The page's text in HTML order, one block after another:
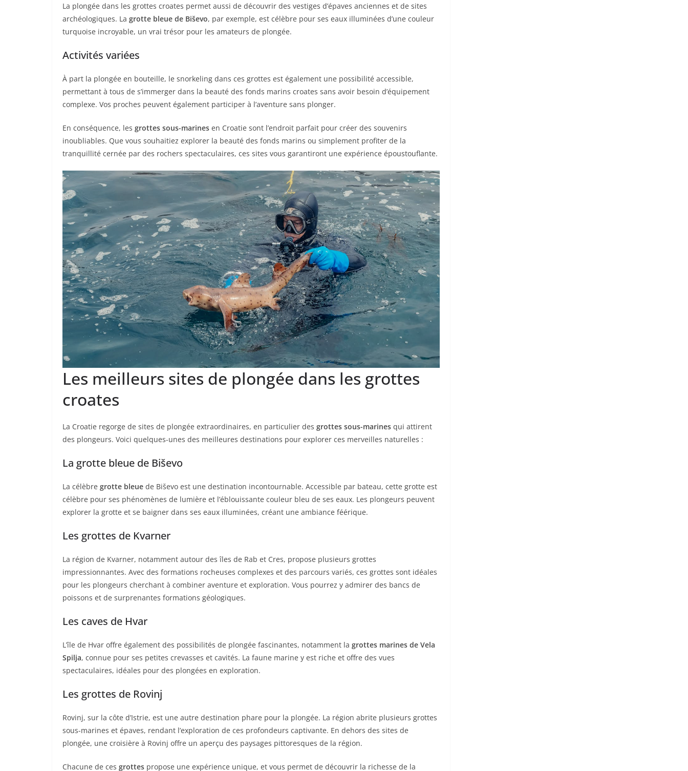
La plongée dans les grottes croates permet aussi de découvrir des vestiges d’épaves anciennes et de sites
archéologiques. La grotte bleue de Biševo, par exemple, est célèbre pour ses eaux illuminées d’une couleur
turquoise incroyable, un vrai trésor pour les amateurs de plongée.
Activités variées
À part la plongée en bouteille, le snorkeling dans ces grottes est également une possibilité accessible,
permettant à tous de s’immerger dans la beauté des fonds marins croates sans avoir besoin d’équipement
complexe. Vos proches peuvent également participer à l’aventure sans plonger.
En conséquence, les grottes sous-marines en Croatie sont l’endroit parfait pour créer des souvenirs
inoubliables. Que vous souhaitiez explorer la beauté des fonds marins ou simplement profiter de la
tranquillité cernée par des rochers spectaculaires, ces sites vous garantiront une expérience époustouflante.
Les meilleurs sites de plongée dans les grottes
croates
La Croatie regorge de sites de plongée extraordinaires, en particulier des grottes sous-marines qui attirent
des plongeurs. Voici quelques-unes des meilleures destinations pour explorer ces merveilles naturelles :
La grotte bleue de Biševo
La célèbre grotte bleue de Biševo est une destination incontournable. Accessible par bateau, cette grotte est
célèbre pour ses phénomènes de lumière et l’éblouissante couleur bleu de ses eaux. Les plongeurs peuvent
explorer la grotte et se baigner dans ses eaux illuminées, créant une ambiance féérique.
Les grottes de Kvarner
La région de Kvarner, notamment autour des îles de Rab et Cres, propose plusieurs grottes
impressionnantes. Avec des formations rocheuses complexes et des parcours variés, ces grottes sont idéales
pour les plongeurs cherchant à combiner aventure et exploration. Vous pourrez y admirer des bancs de
poissons et de surprenantes formations géologiques.
Les caves de Hvar
L’île de Hvar offre également des possibilités de plongée fascinantes, notamment la grottes marines de Vela
Spilja, connue pour ses petites crevasses et cavités. La faune marine y est riche et offre des vues
spectaculaires, idéales pour des plongées en exploration.
Les grottes de Rovinj
Rovinj, sur la côte d’Istrie, est une autre destination phare pour la plongée. La région abrite plusieurs grottes
sous-marines et épaves, rendant l’exploration de ces profondeurs captivante. En dehors des sites de
plongée, une croisière à Rovinj offre un aperçu des paysages pittoresques de la région.
Chacune de ces grottes propose une expérience unique, et vous permet de découvrir la richesse de la